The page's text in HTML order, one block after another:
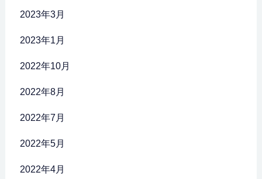
2023年3月
2023年1月
2022年10月
2022年8月
2022年7月
2022年5月
2022年4月